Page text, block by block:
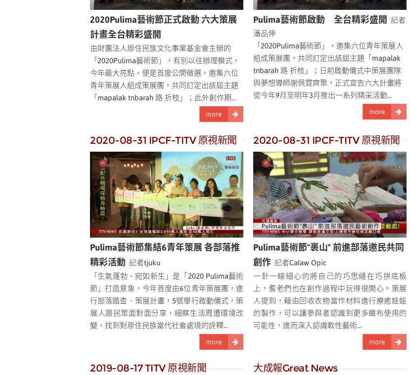
2020Pulima藝術節正式啟動 六大策展
計畫全台精彩盛開
由財團法人原住民族文化事業基金會主辦的
「2020Pulima藝術節」，有別以往辦理模式，
今年最大亮點，便是首度公開徵選，邀集六位
青年策展人組成策展團，共同訂定出該屆主題
「mapalak tnbarah 路 折枝」；此外創作期...
more
Pulima藝術節啟動 全台精彩盛開 記者
潘品伸
「2020Pulima藝術節」，邀集六位青年策展人
組成策展團，共同訂定出該屆主題「mapalak
tnbarah 路 折枝」；日前啟動儀式中策展團隊
與夢想導師謝佩霓齊聚，正式宣告六大計畫將
從今年9月至明年3月推出一系列精采活動...
more
2020-08-31 IPCF-TITV 原視新聞
Pulima藝術節集結6青年策展 各部落推
精彩活動 記者tjuku
「生氣蓬勃、宛如新生」是「2020 Pulima藝術
節」打造意象，今年首度由6位青年策展團，進
行部落踏查、策展計畫，5號舉行啟動儀式，策
展人跟民眾面對面分享，細察生活周遭環境改
變，找到對原住民族當代社會處境的詮釋...
more
2020-08-31 IPCF-TITV 原視新聞
Pulima藝術節"裹山" 前進部落邀民共同
創作 記者Calaw Opic
一針一線細心的將自己的巧思縫在巧拼底板
上，耆老們也在創作過程中玩得很開心。策展
人提到，藉由回收衣物當作材料進行療癒娃娃
的製作，可以讓參與者認識到更多織布使用的
可能性，進而深入認識軟性藝術...
more
2019-08-17 TITV 原視新聞 大成報Great News